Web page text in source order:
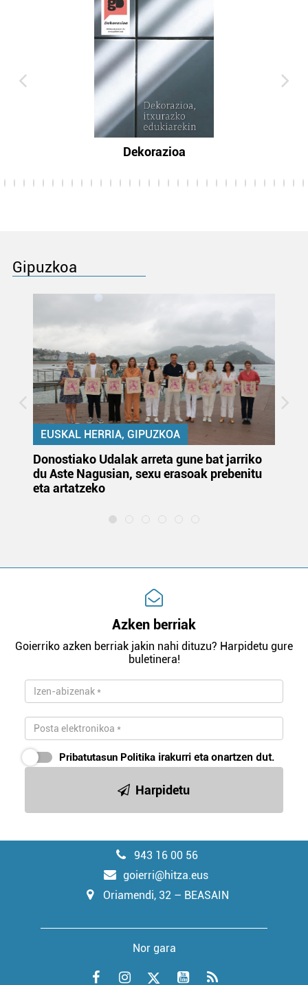
Dekorazioa
Gipuzkoa
EUSKAL HERRIA, GIPUZKOA
Donostiako Udalak arreta gune bat jarriko
du Aste Nagusian, sexu erasoak prebenitu
eta artatzeko
Azken berriak
Goierriko azken berriak jakin nahi dituzu? Harpidetu gure
buletinera!
Pribatutasun Politika irakurri eta onartzen dut.
Harpidetu
943 16 00 56
goierri@hitza.eus
Oriamendi, 32 – BEASAIN
Nor gara